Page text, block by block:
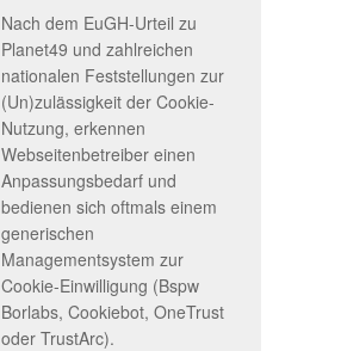
Nach dem EuGH-Urteil zu
Planet49 und zahlreichen
nationalen Feststellungen zur
(Un)zulässigkeit der Cookie-
Nutzung, erkennen
Webseitenbetreiber einen
Anpassungsbedarf und
bedienen sich oftmals einem
generischen
Managementsystem zur
Cookie-Einwilligung (Bspw
Borlabs, Cookiebot, OneTrust
oder TrustArc).